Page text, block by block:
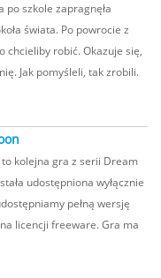
po szkole zapragnęła
świata. Po powrocie z
chcieliby robić. Okazuje się,
Jak pomyśleli, tak zrobili.
kolejna gra z serii Dream
udostępniona wyłącznie
pełną wersję
licencji freeware. Gra ma